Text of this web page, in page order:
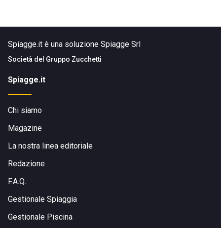
Spiagge.it è una soluzione Spiagge Srl
Società del Gruppo Zucchetti
Spiagge.it
Chi siamo
Magazine
La nostra linea editoriale
Redazione
F.A.Q.
Gestionale Spiaggia
Gestionale Piscina